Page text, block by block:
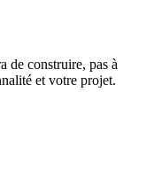
de construire, pas à
et votre projet.